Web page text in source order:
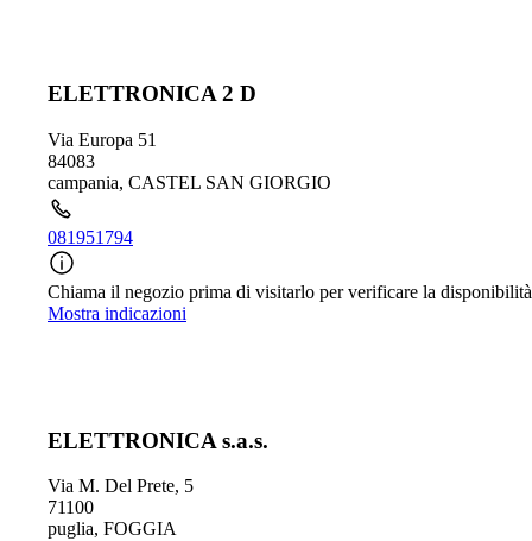
ELETTRONICA 2 D
Via Europa 51
84083
campania, CASTEL SAN GIORGIO
081951794
Chiama il negozio prima di visitarlo per verificare la
Mostra indicazioni
ELETTRONICA s.a.s.
Via M. Del Prete, 5
71100
puglia, FOGGIA